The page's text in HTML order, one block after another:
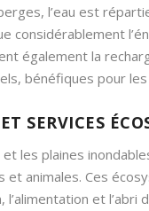
l’eau est
considérablement
également la
bénéfiques pour
SERVICES
et les plaines
et animales. Ces
l’alimentation et